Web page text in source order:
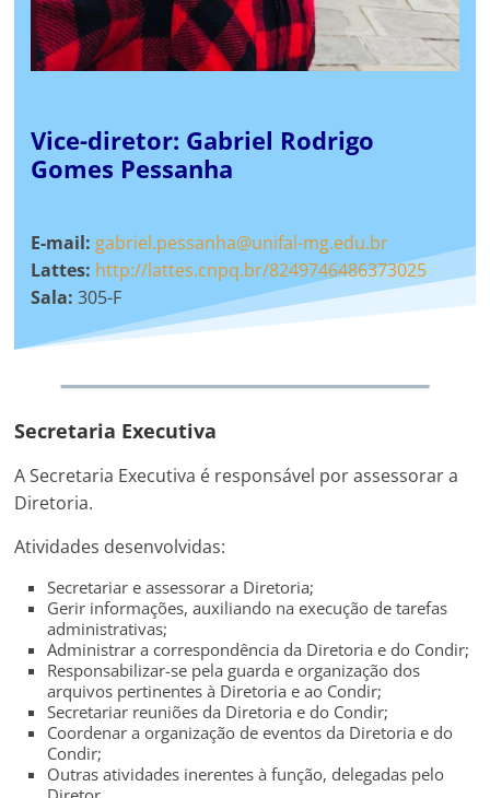
Vice-diretor: Gabriel Rodrigo
Gomes Pessanha
E-mail: gabriel.pessanha@unifal-mg.edu.br
Lattes: http://lattes.cnpq.br/8249746486373025
Sala: 305-F
Secretaria Executiva
A Secretaria Executiva é responsável por assessorar a
Diretoria.
Atividades desenvolvidas:
Secretariar e assessorar a Diretoria;
Gerir informações, auxiliando na execução de tarefas
administrativas;
Administrar a correspondência da Diretoria e do Condir;
Responsabilizar-se pela guarda e organização dos
arquivos pertinentes à Diretoria e ao Condir;
Secretariar reuniões da Diretoria e do Condir;
Coordenar a organização de eventos da Diretoria e do
Condir;
Outras atividades inerentes à função, delegadas pelo